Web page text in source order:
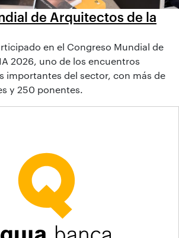
de Arquitectos de la
en el Congreso Mundial de
2026, uno de los encuentros
importantes del sector, con más de
y 250 ponentes.